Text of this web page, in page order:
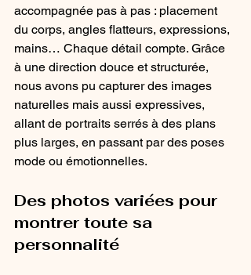
accompagnée pas à pas : placement
du corps, angles flatteurs, expressions,
mains… Chaque détail compte. Grâce
à une direction douce et structurée,
nous avons pu capturer des images
naturelles mais aussi expressives,
allant de portraits serrés à des plans
plus larges, en passant par des poses
mode ou émotionnelles.
Des photos variées pour
montrer toute sa
personnalité